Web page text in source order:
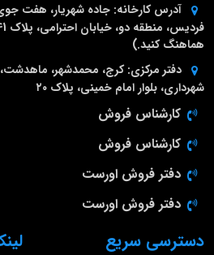
دسترسی سریع
آدرس کارخانه: جاده شهریار، هفت
هماهنگ کنید.)
دفتر مرکزی: کرج، محمدشهر، ماهدشت،
شهرداری، بلوار امام خمینی، پلاک ۲۰
کارشناس فروش
کارشناس فروش
دفتر فروش اورست
دفتر فروش اورست